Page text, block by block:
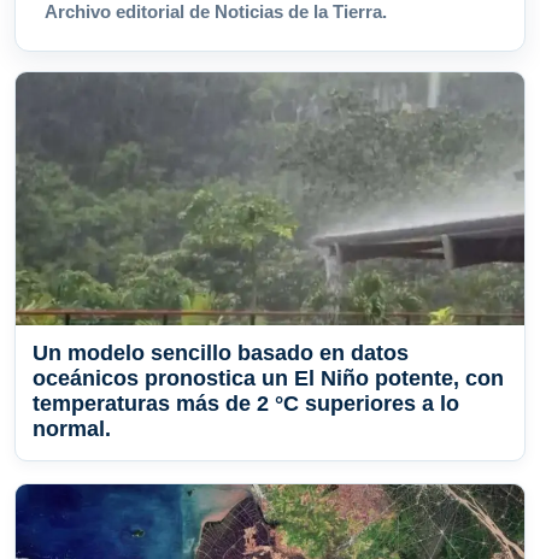
Archivo editorial de Noticias de la Tierra.
Un modelo sencillo basado en datos
oceánicos pronostica un El Niño potente, con
temperaturas más de 2 °C superiores a lo
normal.